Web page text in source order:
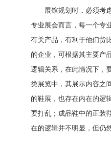
展馆规划时，必须考虑
专业展会而言，每一个专
有关产品，有利于他们货
的企业，可根据其主要产
逻辑关系，在此情况下，
类展览中，其展示内容之
的鞋展，也存在内在的逻
要打乱；成品鞋中的正装
在的逻辑并不明显，但仍